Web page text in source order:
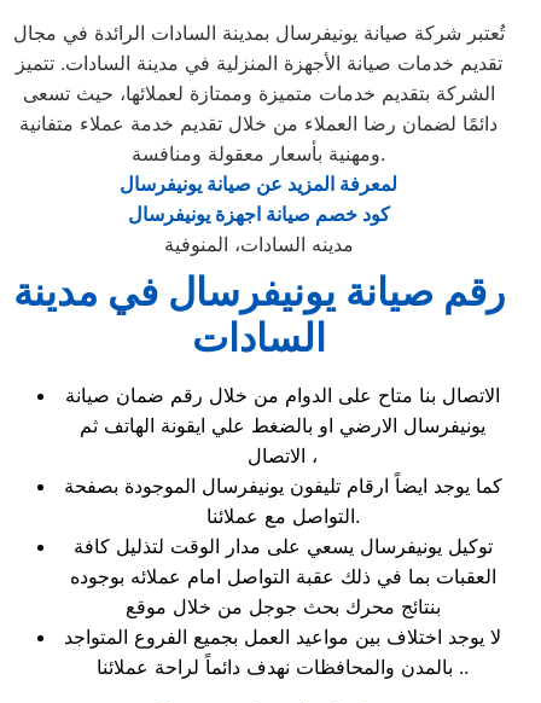
تُعتبر شركة صيانة يونيفرسال بمدينة السادات الرائدة في مجال
تقديم خدمات صيانة الأجهزة المنزلية في مدينة السادات. تتميز
الشركة بتقديم خدمات متميزة وممتازة لعملائها، حيث تسعى
دائمًا لضمان رضا العملاء من خلال تقديم خدمة عملاء متفانية
ومهنية بأسعار معقولة ومنافسة.
لمعرفة المزيد عن صيانة يونيفرسال
كود خصم صيانة اجهزة يونيفرسال
مدينه السادات، المنوفية
رقم صيانة يونيفرسال في مدينة
السادات
الاتصال بنا متاح على الدوام من خلال رقم ضمان صيانة
يونيفرسال الارضي او بالضغط علي ايقونة الهاتف ثم
الاتصال ،
كما يوجد ايضاً ارقام تليفون يونيفرسال الموجودة بصفحة
التواصل مع عملائنا.
توكيل يونيفرسال يسعي على مدار الوقت لتذليل كافة
العقبات بما في ذلك عقبة التواصل امام عملائه بوجوده
بنتائج محرك بحث جوجل من خلال موقع
لا يوجد اختلاف بين مواعيد العمل بجميع الفروع المتواجد
بالمدن والمحافظات نهدف دائماً لراحة عملائنا ..